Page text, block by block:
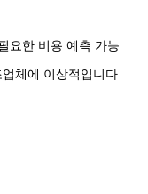
요한 비용 예측 가능
체에 이상적입니다